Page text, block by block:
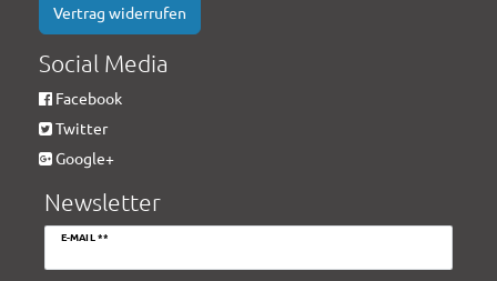
Vertrag widerrufen
Social Media
Facebook
Twitter
Google+
Newsletter
E-MAIL **
Newsletter